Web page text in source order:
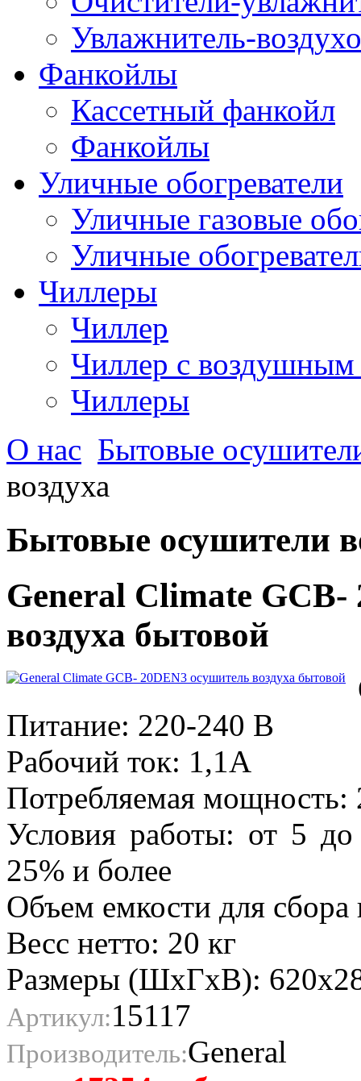
Увлажнитель-
Фанкойлы
Кассетный фанкойл
Фанкойлы
Уличные обогреватели
Уличные газовые
Уличные
Чиллеры
Чиллер
Чиллер с воздушным
Чиллеры
О нас Бытовые
воздуха
Бытовые осушители
General Climate GCB-
воздуха бытовой
Питание: 220-240 В
Рабочий ток: 1,1А
Потребляемая мощность:
Условия работы: от 5 до
25% и более
Объем емкости для сбора
Весс нетто: 20 кг
Размеры (ШхГхВ):
Артикул:15117
Производитель:General